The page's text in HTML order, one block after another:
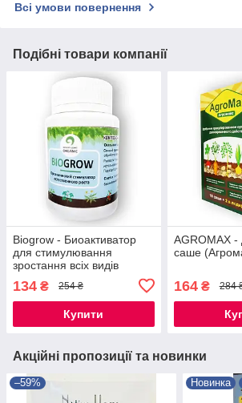
Всі умови повернення
Подібні товари компанії
Biogrow - Биоактиватор
для стимулювання
зростання всіх видів
ГРАНУЛЛІРОВАНИЙ
134 ₴ 254 ₴
Купити
AGROMAX -
саше
164₴ 284
Акційні пропозиції та новинки
–59% Новинка